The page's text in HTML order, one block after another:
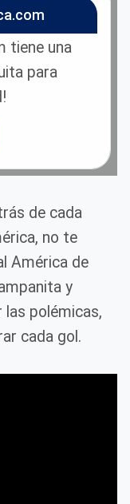
tiene una
para
de cada
no te
América de
y
las polémicas,
cada gol.